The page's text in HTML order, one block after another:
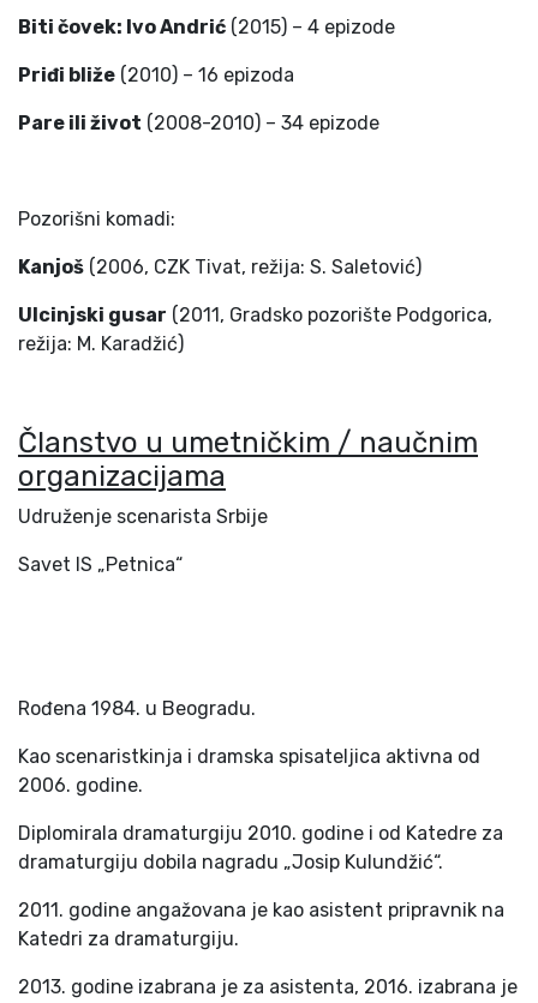
Biti čovek: Ivo Andrić (2015) – 4 epizode
Priđi bliže (2010) – 16 epizoda
Pare ili život (2008-2010) – 34 epizode
Pozorišni komadi:
Kanjoš (2006, CZK Tivat, režija: S. Saletović)
Ulcinjski gusar (2011, Gradsko pozorište Podgorica,
režija: M. Karadžić)
Članstvo u umetničkim / naučnim
organizacijama
Udruženje scenarista Srbije
Savet IS „Petnica“
Rođena 1984. u Beogradu.
Kao scenaristkinja i dramska spisateljica aktivna od
2006. godine.
Diplomirala dramaturgiju 2010. godine i od Katedre za
dramaturgiju dobila nagradu „Josip Kulundžić“.
2011. godine angažovana je kao asistent pripravnik na
Katedri za dramaturgiju.
2013. godine izabrana je za asistenta, 2016. izabrana je